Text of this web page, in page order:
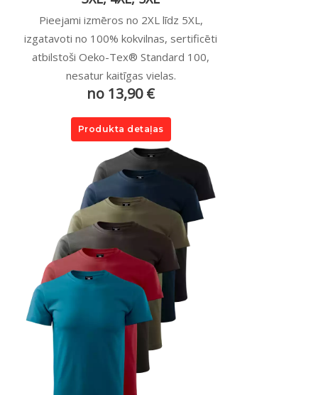
Pieejami izmēros no 2XL līdz 5XL,
izgatavoti no 100% kokvilnas, sertificēti
atbilstoši Oeko-Tex® Standard 100,
nesatur kaitīgas vielas.
no 13,90 €
Produkta detaļas